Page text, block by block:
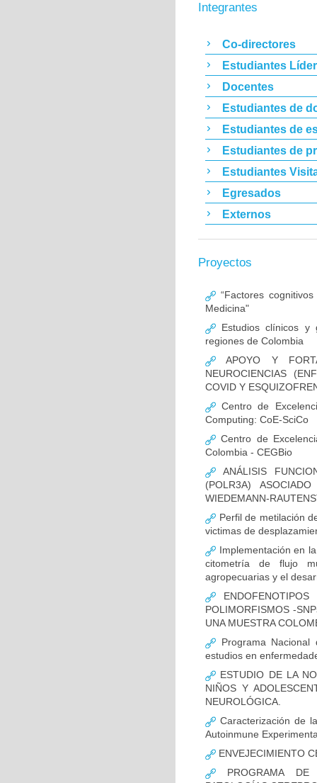
Integrantes
Co-directores
Estudiantes
Docentes
Estudiantes de
Estudiantes de
Estudiantes de
Estudiantes
Egresados
Externos
Proyectos
“Factores
Medicina"
Estudios clínicos y
regiones de Colombia
APOYO Y
NEUROCIENCIAS
COVID Y
Centro de
Computing: CoE-SciCo
Centro de
Colombia - CEGBio
ANÁLISIS
(POLR3A)
WIEDEMANN-
Perfil de metilación
victimas de
Implementación en
citometría de flujo
agropecuarias y el
POLIMORFISMOS -
UNA MUESTRA
Programa Nacional
estudios en
ESTUDIO DE LA
NIÑOS Y
NEUROLÓGICA.
Caracterización de
Autoinmune
ENVEJECIMIENTO
PROGRAMA DE